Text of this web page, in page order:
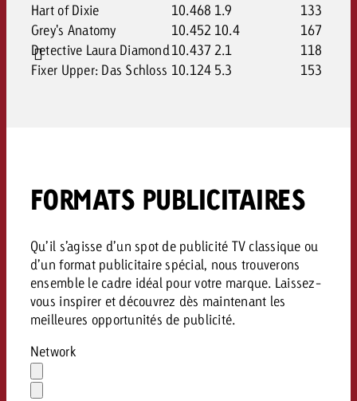
Hart of Dixie
10.468 1.9
133
Grey's Anatomy
10.452 10.4
167
Detective Laura Diamond10.437 2.1
118
Fixer Upper: Das Schloss 10.124 5.3 153
FORMATS PUBLICITAIRES
Qu’il s’agisse d’un spot de publicité TV classique ou
d’un format publicitaire spécial, nous trouverons
ensemble le cadre idéal pour votre marque. Laissez-
vous inspirer et découvrez dès maintenant les
meilleures opportunités de publicité.
Network
Effacer
la